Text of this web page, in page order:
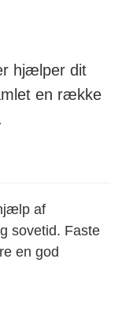
hjælper dit
en række
af
sovetid. Faste
en god